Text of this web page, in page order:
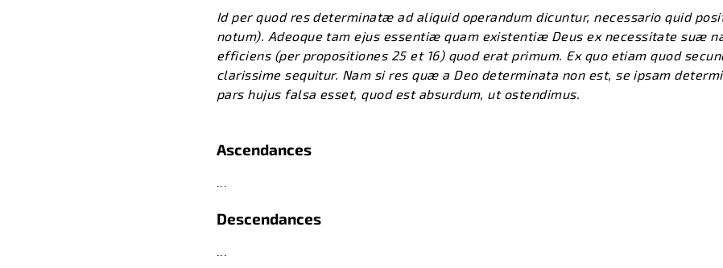
Id per quod res determinatæ ad aliquid operandum dicuntur, necessario quid
notum). Adeoque tam ejus essentiæ quam existentiæ Deus ex necessitate suæ
efficiens (per propositiones 25 et 16) quod erat primum. Ex quo etiam quod
clarissime sequitur. Nam si res quæ a Deo determinata non est, se ipsam
pars hujus falsa esset, quod est absurdum, ut ostendimus. ​
Ascendances
Descendances